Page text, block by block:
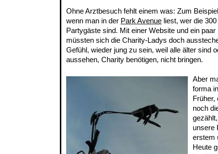
Ohne Arztbesuch fehlt einem was: Zum
wenn man in der Park Avenue liest, wer die
Partygäste sind. Mit einer Website und ein
müssten sich die Charity-Ladys doch
Gefühl, wieder jung zu sein, weil alle älter sind
aussehen, Charity benötigen, nicht bringen.
Aber
forma
Früher,
noch
unsere
erstem
Heute